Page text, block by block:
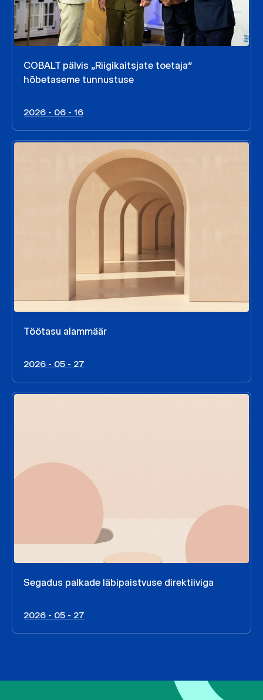
COBALT pälvis „Riigikaitsjate toetaja“
hõbetaseme tunnustuse
2026 - 06 - 16
Töötasu alammäär
2026 - 05 - 27
Segadus palkade läbipaistvuse direktiiviga
2026 - 05 - 27